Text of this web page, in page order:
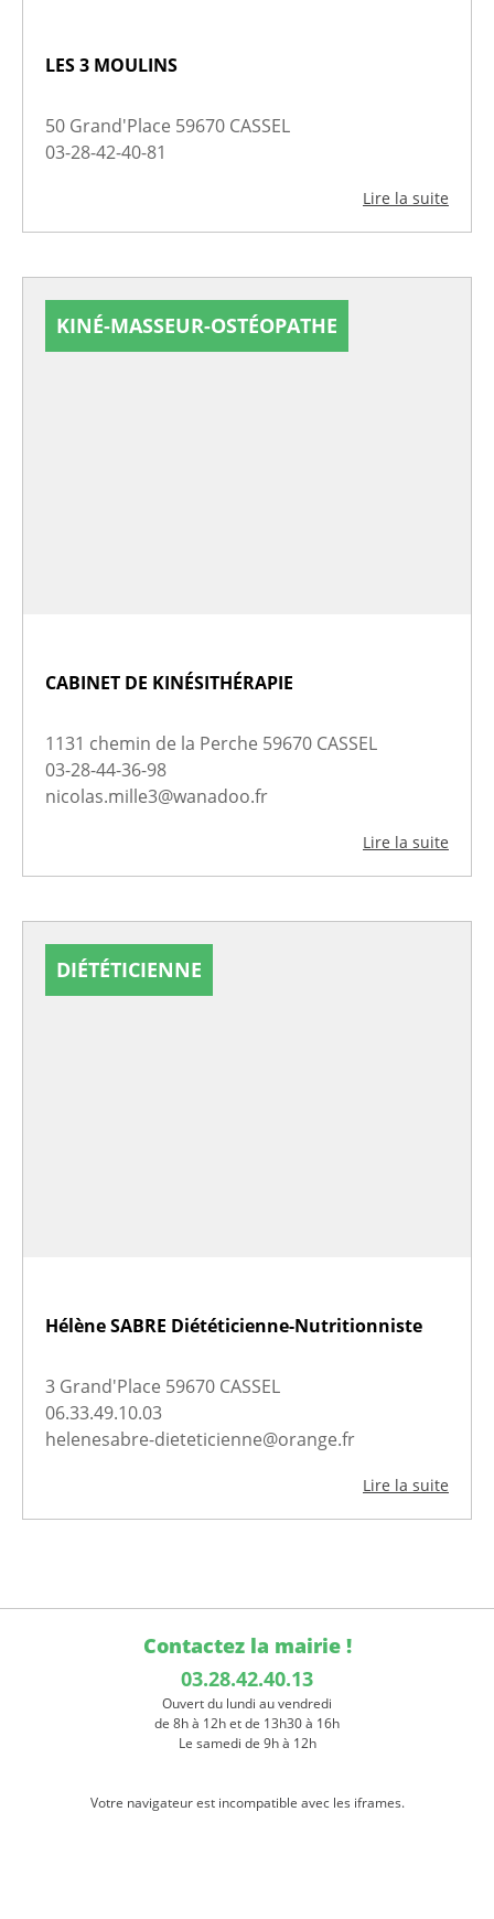
LES 3 MOULINS
50 Grand'Place 59670 CASSEL
03-28-42-40-81
Lire la suite
KINÉ-MASSEUR-OSTÉOPATHE
CABINET DE KINÉSITHÉRAPIE
1131 chemin de la Perche 59670 CASSEL
03-28-44-36-98
nicolas.mille3@wanadoo.fr
Lire la suite
DIÉTÉTICIENNE
Hélène SABRE Diététicienne-Nutritionniste
3 Grand'Place 59670 CASSEL
06.33.49.10.03
helenesabre-dieteticienne@orange.fr
Lire la suite
Contactez la mairie !
03.28.42.40.13
Ouvert du lundi au vendredi
de 8h à 12h et de 13h30 à 16h
Le samedi de 9h à 12h
Votre navigateur est incompatible avec les iframes.